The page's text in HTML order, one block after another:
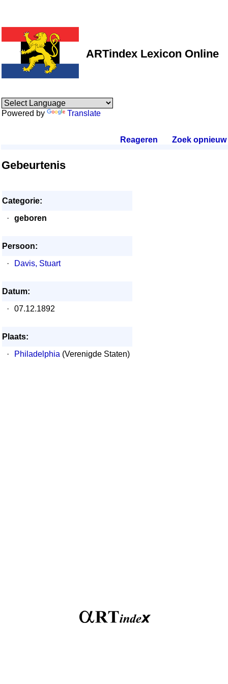
ARTindex Lexicon Online
Powered by Translate
Reageren Zoek opnieuw.
Gebeurtenis
Categorie:
·
geboren
Persoon:
·
Davis, Stuart
Datum:
·
07.12.1892
Plaats:
·
Philadelphia (Verenigde Staten)